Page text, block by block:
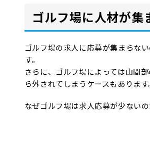
ゴルフ場に人材が
ゴルフ場の求人に応募が集まらな
す。
さらに、ゴルフ場によっては山間
ら外されてしまうケースもあります
なぜゴルフ場は求人応募が少ない